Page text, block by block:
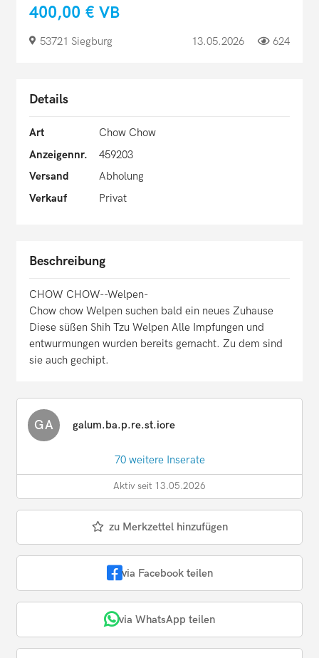
400,00 € VB
53721 Siegburg 13.05.2026 624
Details
Art
Chow Chow
Anzeigennr.
459203
Versand
Abholung
Verkauf
Privat
Beschreibung
CHOW CHOW--Welpen-
Chow chow Welpen suchen bald ein neues Zuhause
Diese süßen Shih Tzu Welpen Alle Impfungen und
entwurmungen wurden bereits gemacht. Zu dem sind
sie auch gechipt.
GA galum.ba.p.re.st.iore
70 weitere Inserate
Aktiv seit 13.05.2026
zu Merkzettel hinzufügen
via Facebook teilen
via WhatsApp teilen